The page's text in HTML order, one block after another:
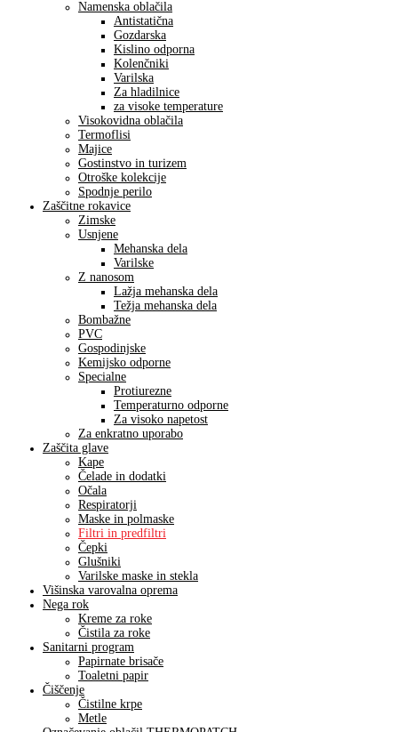
Namenska oblačila
Antistatična
Gozdarska
Kislino odporna
Kolenčniki
Varilska
Za hladilnice
za visoke temperature
Visokovidna oblačila
Termoflisi
Majice
Gostinstvo in turizem
Otroške kolekcije
Spodnje perilo
Zaščitne rokavice
Zimske
Usnjene
Mehanska dela
Varilske
Z nanosom
Lažja mehanska dela
Težja mehanska dela
Bombažne
PVC
Gospodinjske
Kemijsko odporne
Specialne
Protiurezne
Temperaturno odporne
Za visoko napetost
Za enkratno uporabo
Zaščita glave
Kape
Čelade in dodatki
Očala
Respiratorji
Maske in polmaske
Filtri in predfiltri
Čepki
Glušniki
Varilske maske in stekla
Višinska varovalna oprema
Nega rok
Kreme za roke
Čistila za roke
Sanitarni program
Papirnate brisače
Toaletni papir
Čiščenje
Čistilne krpe
Metle